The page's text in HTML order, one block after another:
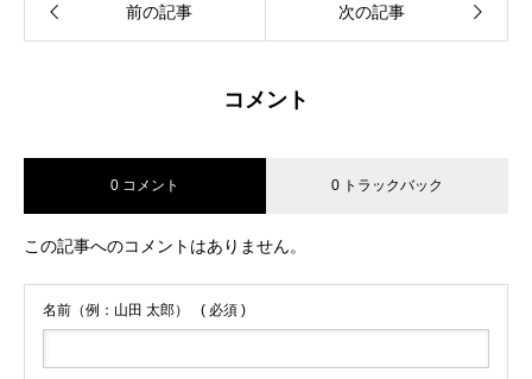
前の記事 次の記事
コメント
0 コメント 0 トラックバック
この記事へのコメントはありません。
名前（例：山田 太郎） ( 必須 )